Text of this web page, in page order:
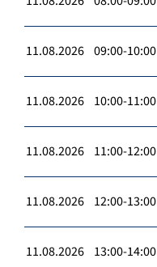
11.08.2026 09:00-10:00
11.08.2026 10:00-11:00
11.08.2026 11:00-12:00
11.08.2026 12:00-13:00
11.08.2026 13:00-14:00